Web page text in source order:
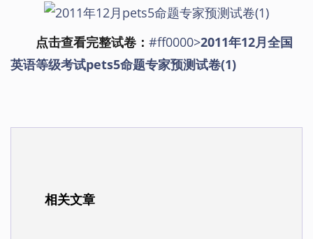
点击查看完整试卷： #ff0000>2011年12月全国
英语等级考试pets5命题专家预测试卷(1)
相关文章